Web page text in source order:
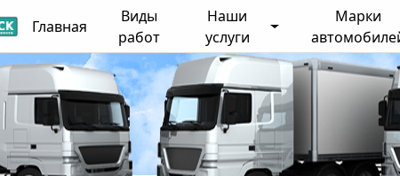
Главная
Виды
работ
Наши
услуги
Марки